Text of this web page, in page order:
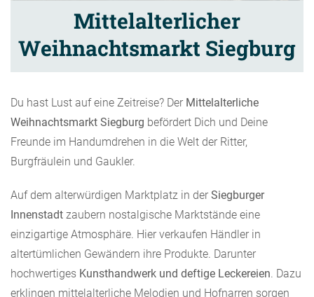
Mittelalterlicher
Weihnachtsmarkt Siegburg
Du hast Lust auf eine Zeitreise? Der Mittelalterliche
Weihnachtsmarkt Siegburg befördert Dich und Deine
Freunde im Handumdrehen in die Welt der Ritter,
Burgfräulein und Gaukler.
Auf dem alterwürdigen Marktplatz in der Siegburger
Innenstadt zaubern nostalgische Marktstände eine
einzigartige Atmosphäre. Hier verkaufen Händler in
altertümlichen Gewändern ihre Produkte. Darunter
hochwertiges Kunsthandwerk und deftige Leckereien . Dazu
erklingen mittelalterliche Melodien und Hofnarren sorgen